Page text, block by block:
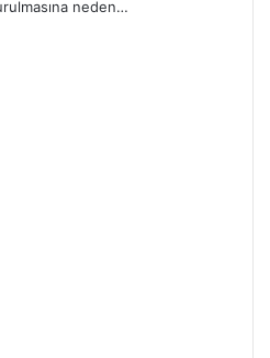
neden…